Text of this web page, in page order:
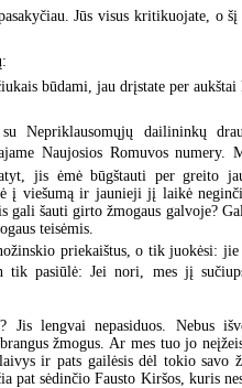
Jūs visus kritikuojate, o šį
būdami, jau drįstate per
Nepriklausomųjų dailininkų
Naujosios Romuvos numery.
jis ėmė būgštauti per greito
į viešumą ir jaunieji jį laikė
šauti girto žmogaus galvoje?
teisėmis.
priekaištus, o tik juokėsi: jie
pasiūlė: Jei nori, mes jį
Jis lengvai nepasiduos. Nebus
žmogus. Ar mes tuo jo
ir pats gailėsis dėl tokio savo
pat sėdinčio Fausto Kiršos, kuris